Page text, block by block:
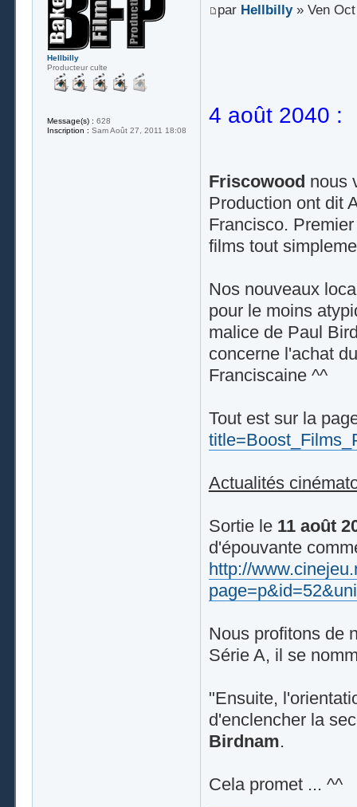
par Hellbilly» Ven Oct
4 août 2040 :
Friscowood nous
Production ont dit
Francisco.
films tout
Nos nouveaux
pour le moins
malice de Paul
concerne l'achat
Franciscaine ^^
Tout est sur la
Actualités
Sortie le 11 août
d'épouvante
http://
Nous profitons de
Série A, il se
"Ensuite,
d'enclencher la
Birdnam.
Cela promet ... ^^
Hellbilly
Producteur culte
Message(s) : 628
Inscription : Sam Août 27, 2011 18:08